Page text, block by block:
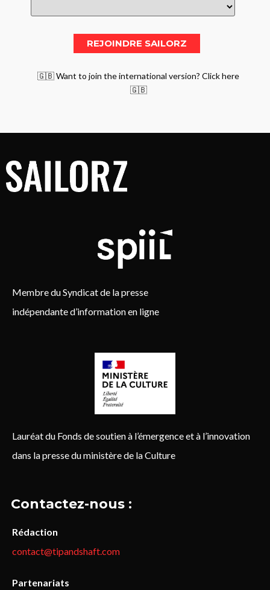
🇬🇧 Want to join the international version? Click here
🇬🇧
Membre du Syndicat de la presse
indépendante d’information en ligne
Lauréat du Fonds de soutien à l’émergence et à l’innovation
dans la presse du ministère de la Culture
Contactez-nous :
Rédaction
contact@tipandshaft.com
Partenariats